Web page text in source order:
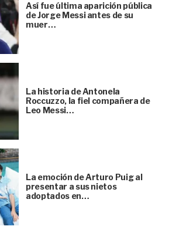
Así fue última aparición pública
de Jorge Messi antes de su
muer…
La historia de Antonela
Roccuzzo, la fiel compañera de
Leo Messi…
La emoción de Arturo Puig al
presentar a sus nietos
adoptados en…